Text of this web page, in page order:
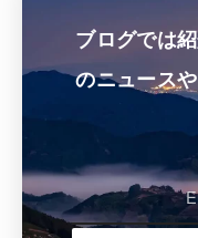
ブログでは
のニュース